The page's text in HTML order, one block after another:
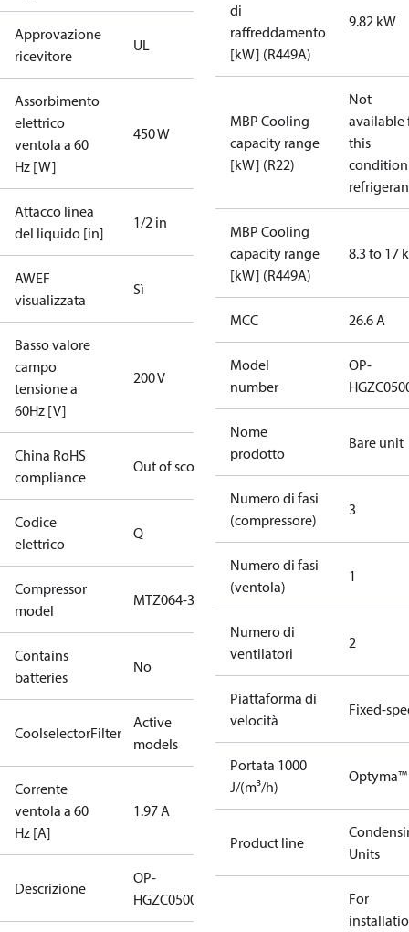
Approvazione
ricevitore
UL
Assorbimento
elettrico
ventola a 60
Hz [W]
450 W
Attacco linea
del liquido [in]
1/2 in
AWEF
visualizzata
Sì
Basso valore
campo
tensione a
60Hz [V]
200 V
China RoHS
compliance
Out of scope
Codice
elettrico
Q
Compressor
model
MTZ064-3
Contains
batteries
No
CoolselectorFilter
Active
models
Corrente
ventola a 60
Hz [A]
1.97 A
Descrizione
OP-
HGZC0500UWE300Q
di
raffreddamento
[kW] (R449A)
9.82 kW
MBP Cooling
capacity range
[kW] (R22)
Not
available
this
MBP Cooling
capacity range
[kW] (R449A)
8.3 to 17
MCC 26.6 A
Model
number
OP-
Nome
prodotto
Bare unit
Numero di fasi
(compressore)
3
Numero di fasi
(ventola)
1
Numero di
ventilatori
2
Piattaforma di
velocità
Fixed-
Portata 1000
J/(m³/h)
Optyma™
Product line
Units
For